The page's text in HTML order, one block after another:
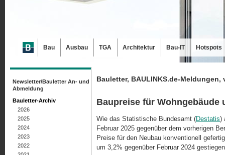
Bauletter, BAULINKS.de-Meldungen,
Baupreise für Wohngebäude
Wie das Statistische Bundesamt (Destatis)
Februar 2025 gegenüber dem vorherigen
Preise für den Neubau konventionell
um 3,2% gegenüber Februar 2024
Newsletter/Bauletter An- und
Abmeldung
Bauletter-Archiv
2026
2025
2024
2023
2022
Bau Ausbau TGA Architektur Bau-IT Hotspots